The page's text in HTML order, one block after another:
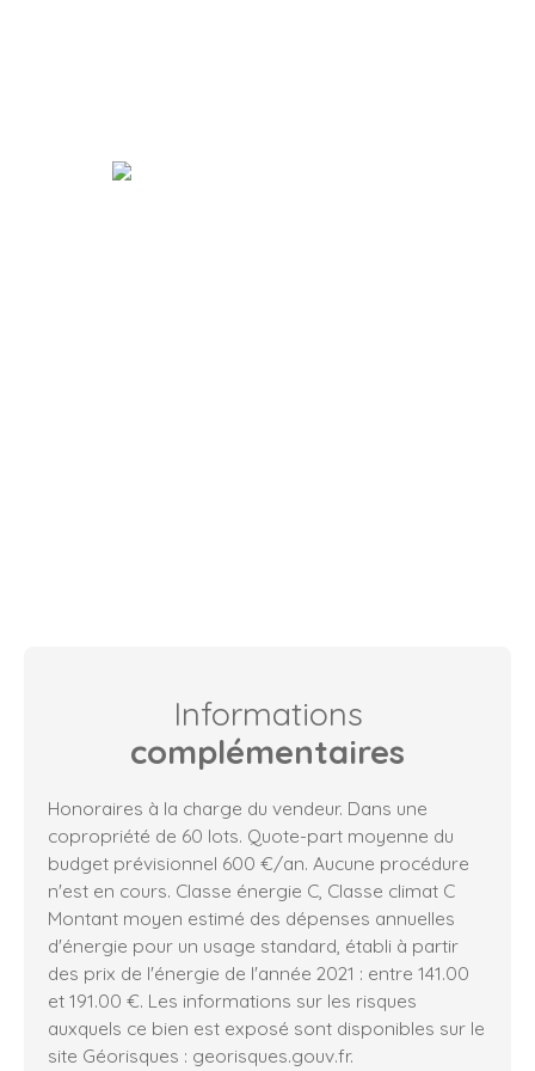
Informations
complémentaires
Honoraires à la charge du vendeur. Dans une
copropriété de 60 lots. Quote-part moyenne du
budget prévisionnel 600 €/an. Aucune procédure
n'est en cours. Classe énergie C, Classe climat C
Montant moyen estimé des dépenses annuelles
d'énergie pour un usage standard, établi à partir
des prix de l'énergie de l'année 2021 : entre 141.00
et 191.00 €. Les informations sur les risques
auxquels ce bien est exposé sont disponibles sur le
site Géorisques : georisques.gouv.fr.